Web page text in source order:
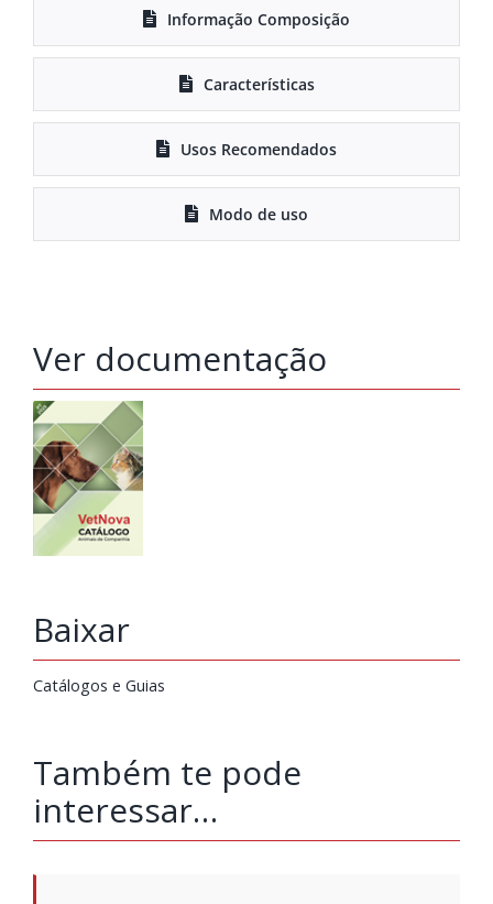
Informação Composição
Características
Usos Recomendados
Modo de uso
Ver documentação
Baixar
Catálogos e Guias
Também te pode
interessar…